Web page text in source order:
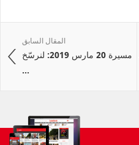
المقال السابق
مسيرة 20 مارس 2019: لنرسّخ
...